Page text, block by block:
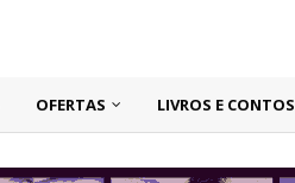
OFERTAS LIVROS E CONTOS